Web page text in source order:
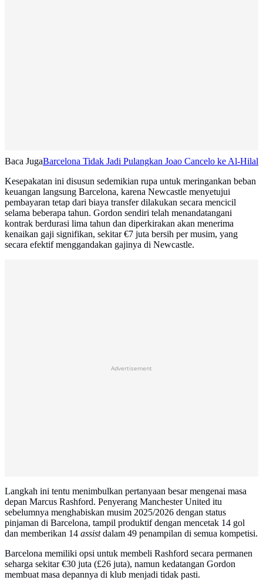
Baca JugaBarcelona Tidak Jadi Pulangkan Joao Cancelo ke Al-Hilal
Kesepakatan ini disusun sedemikian rupa untuk meringankan beban
keuangan langsung Barcelona, karena Newcastle menyetujui
pembayaran tetap dari biaya transfer dilakukan secara mencicil
selama beberapa tahun. Gordon sendiri telah menandatangani
kontrak berdurasi lima tahun dan diperkirakan akan menerima
kenaikan gaji signifikan, sekitar €7 juta bersih per musim, yang
secara efektif menggandakan gajinya di Newcastle.
Advertisement
Langkah ini tentu menimbulkan pertanyaan besar mengenai masa
depan Marcus Rashford. Penyerang Manchester United itu
sebelumnya menghabiskan musim 2025/2026 dengan status
pinjaman di Barcelona, tampil produktif dengan mencetak 14 gol
dan memberikan 14 assistdalam 49 penampilan di semua kompetisi.
Barcelona memiliki opsi untuk membeli Rashford secara permanen
seharga sekitar €30 juta (£26 juta), namun kedatangan Gordon
membuat masa depannya di klub menjadi tidak pasti.